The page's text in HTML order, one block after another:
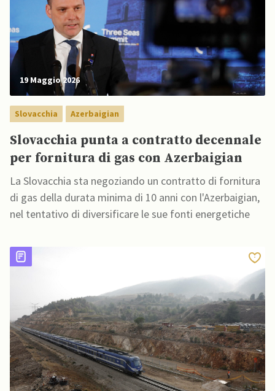
19 Maggio 2026
Slovacchia Azerbaigian
Slovacchia punta a contratto decennale
per fornitura di gas con Azerbaigian
La Slovacchia sta negoziando un contratto di fornitura
di gas della durata minima di 10 anni con l'Azerbaigian,
nel tentativo di diversificare le sue fonti energetiche